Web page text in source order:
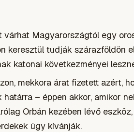
Magyarországtól egy
keresztül tudják szárazföldön
katonai következményei
mekkora árat fizetett azért,
– éppen akkor, amikor
Orbán kezében lévő
úgy kívánják.